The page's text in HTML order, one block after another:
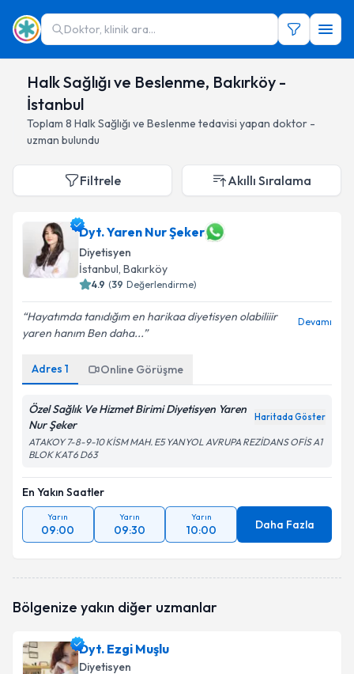
Doktor, klinik ara...
Halk Sağlığı ve Beslenme, Bakırköy -
İstanbul
Toplam 8 Halk Sağlığı ve Beslenme tedavisi yapan doktor -
uzman bulundu
Filtrele Akıllı Sıralama
Dyt. Yaren Nur Şeker
Diyetisyen
İstanbul, Bakırköy
4.9 (39 Değerlendirme)
Hayatımda tanıdığım en harikaa diyetisyen olabiliiir
yaren hanım Ben daha...
Devamı
Adres 1 Online Görüşme
Özel Sağlık Ve Hizmet Birimi Diyetisyen Yaren
Nur Şeker
Haritada Göster
ATAKOY 7-8-9-10 KİSM MAH. E5 YANYOL AVRUPA REZİDANS OFİS A1
BLOK KAT6 D63
En Yakın Saatler
Yarın
09:00
Yarın
09:30
Yarın
10:00 Daha Fazla
Bölgenize yakın diğer uzmanlar
Dyt. Ezgi Muşlu
Diyetisyen